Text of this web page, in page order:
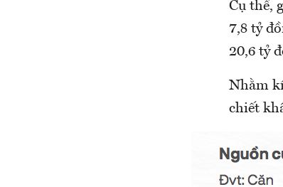
Cụ thể,
7,8 tỷ
20,6 tỷ
Nhằm
chiết